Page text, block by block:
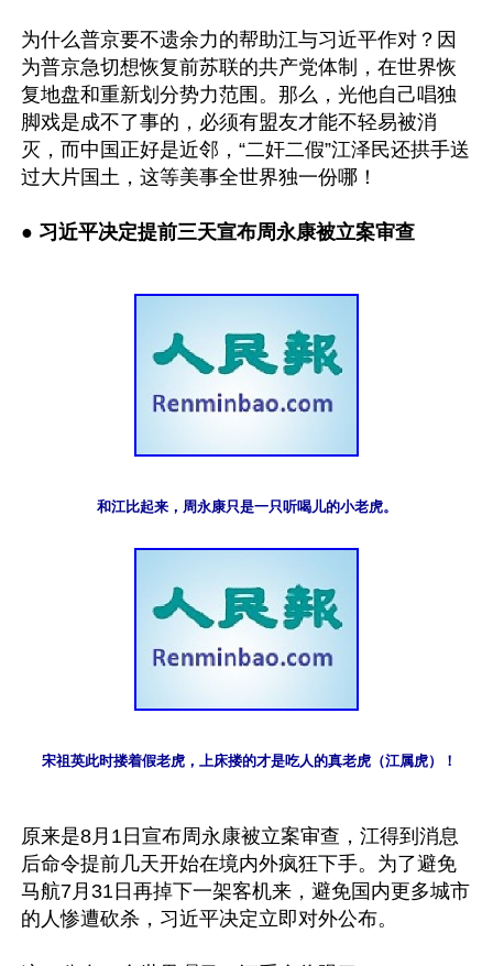
为什么普京要不遗余力的帮助江与习近平作对？因
为普京急切想恢复前苏联的共产党体制，在世界恢
复地盘和重新划分势力范围。那么，光他自己唱独
脚戏是成不了事的，必须有盟友才能不轻易被消
灭，而中国正好是近邻，“二奸二假”江泽民还拱手送
过大片国土，这等美事全世界独一份哪！
● 习近平决定提前三天宣布周永康被立案审查
和江比起来，周永康只是一只听喝儿的小老虎。
宋祖英此时搂着假老虎，上床搂的才是吃人的真老虎（江属虎）！
原来是8月1日宣布周永康被立案审查，江得到消息
后命令提前几天开始在境内外疯狂下手。为了避免
马航7月31日再掉下一架客机来，避免国内更多城市
的人惨遭砍杀，习近平决定立即对外公布。